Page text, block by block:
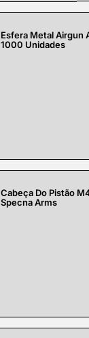
Esfera Metal Airgun
1000 Unidades
Cabeça Do Pistão
Specna Arms